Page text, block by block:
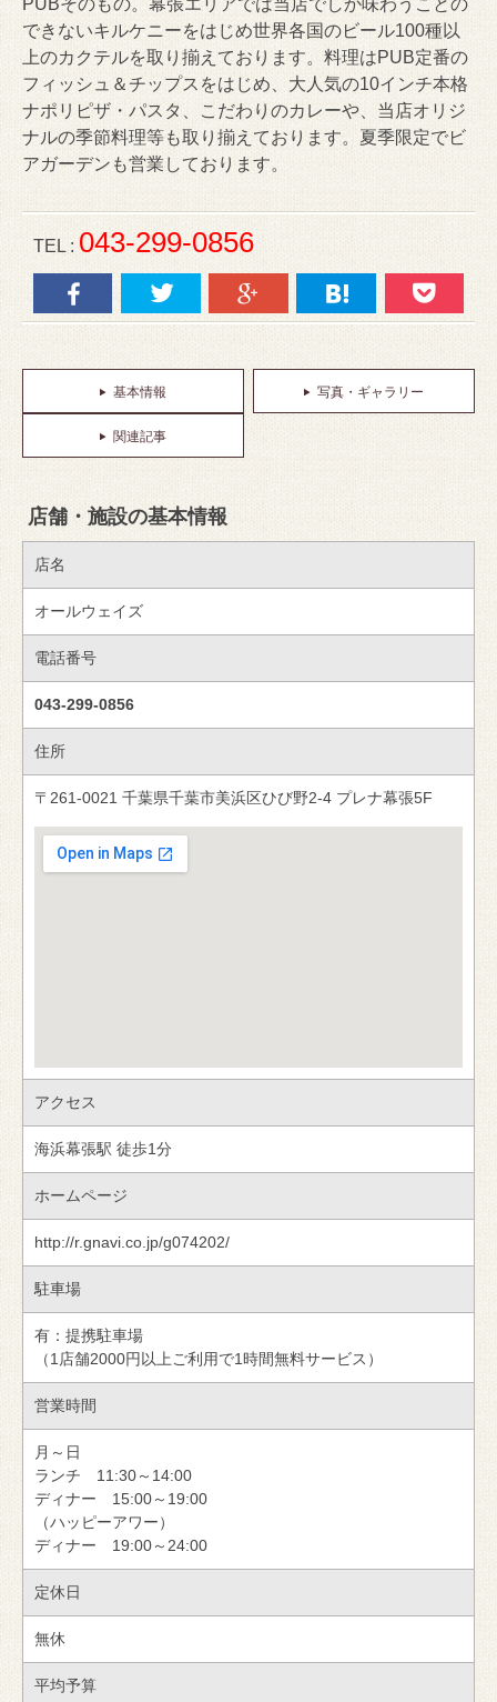
できないキルケニーをはじめ世界各国のビール100種以
上のカクテルを取り揃えております。料理はPUB定番の
フィッシュ＆チップスをはじめ、大人気の10インチ本格
ナポリピザ・パスタ、こだわりのカレーや、当店オリジ
ナルの季節料理等も取り揃えております。夏季限定でビ
アガーデンも営業しております。
TEL : 043-299-0856
基本情報 写真・ギャラリー
関連記事
店舗・施設の基本情報
店名
オールウェイズ
電話番号
043-299-0856
住所
〒261-0021 千葉県千葉市美浜区ひび野2-4 プレナ幕張5F
アクセス
海浜幕張駅 徒歩1分
ホームページ
http://r.gnavi.co.jp/g074202/
駐車場
有：提携駐車場
（1店舗2000円以上ご利用で1時間無料サービス）
営業時間
月～日
ランチ 11:30～14:00
ディナー 15:00～19:00
（ハッピーアワー）
ディナー 19:00～24:00
定休日
無休
平均予算